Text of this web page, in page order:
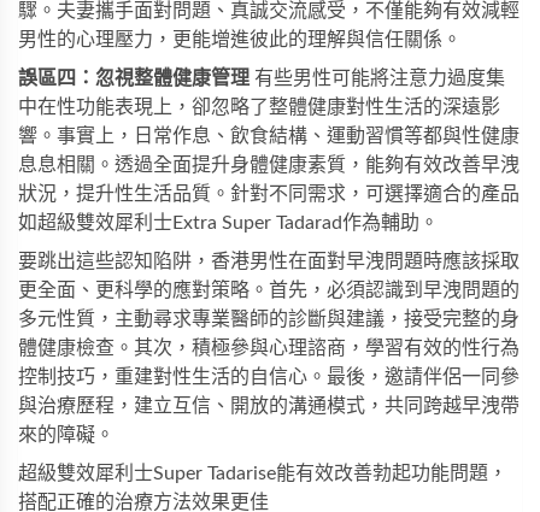
驟。夫妻攜手面對問題、真誠交流感受，不僅能夠有效減輕
男性的心理壓力，更能增進彼此的理解與信任關係。
誤區四：忽視整體健康管理 有些男性可能將注意力過度集
中在性功能表現上，卻忽略了整體健康對性生活的深遠影
響。事實上，日常作息、飲食結構、運動習慣等都與性健康
息息相關。透過全面提升身體健康素質，能夠有效改善早洩
狀況，提升性生活品質。針對不同需求，可選擇適合的產品
如超級雙效犀利士Extra Super Tadarad作為輔助。
要跳出這些認知陷阱，香港男性在面對早洩問題時應該採取
更全面、更科學的應對策略。首先，必須認識到早洩問題的
多元性質，主動尋求專業醫師的診斷與建議，接受完整的身
體健康檢查。其次，積極參與心理諮商，學習有效的性行為
控制技巧，重建對性生活的自信心。最後，邀請伴侶一同參
與治療歷程，建立互信、開放的溝通模式，共同跨越早洩帶
來的障礙。
超級雙效犀利士Super Tadarise能有效改善勃起功能問題，
搭配正確的治療方法效果更佳